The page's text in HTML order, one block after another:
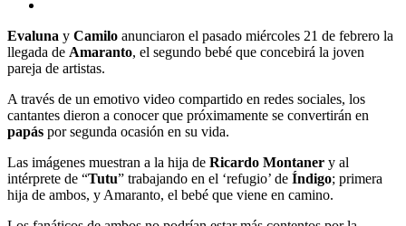
Evaluna y Camilo anunciaron el pasado miércoles 21 de febrero la
llegada de Amaranto, el segundo bebé que concebirá la joven
pareja de artistas.
A través de un emotivo video compartido en redes sociales, los
cantantes dieron a conocer que próximamente se convertirán en
papás por segunda ocasión en su vida.
Las imágenes muestran a la hija de Ricardo Montaner y al
intérprete de “Tutu” trabajando en el ‘refugio’ de Índigo; primera
hija de ambos, y Amaranto, el bebé que viene en camino.